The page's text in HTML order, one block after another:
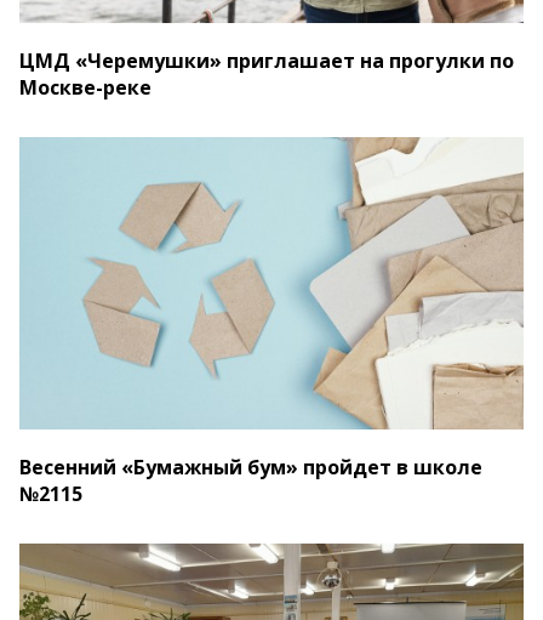
ЦМД «Черемушки» приглашает на прогулки по
Москве-реке
Весенний «Бумажный бум» пройдет в школе
№2115